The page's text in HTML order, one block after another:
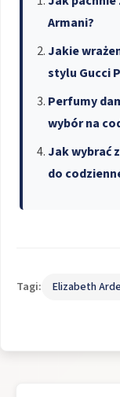
Armani?
Jakie
stylu Gucci
Perfumy
wybór na
Jak wybrać
do
Tagi: Elizabeth